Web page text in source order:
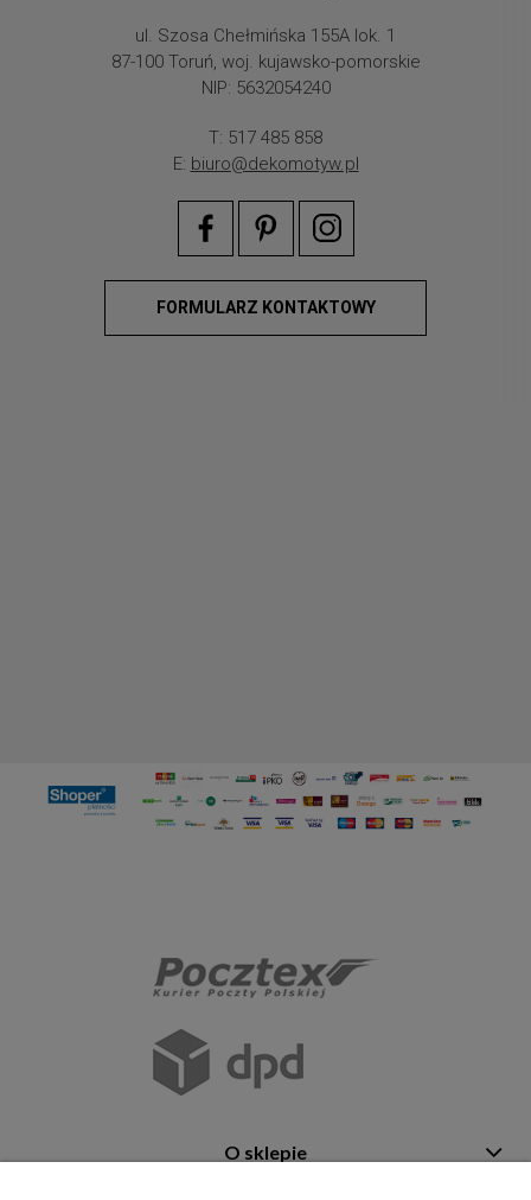
ul. Szosa Chełmińska 155A lok. 1
87-100 Toruń, woj. kujawsko-pomorskie
NIP: 5632054240
T: 517 485 858
E: biuro@dekomotyw.pl
FORMULARZ KONTAKTOWY
O sklepie